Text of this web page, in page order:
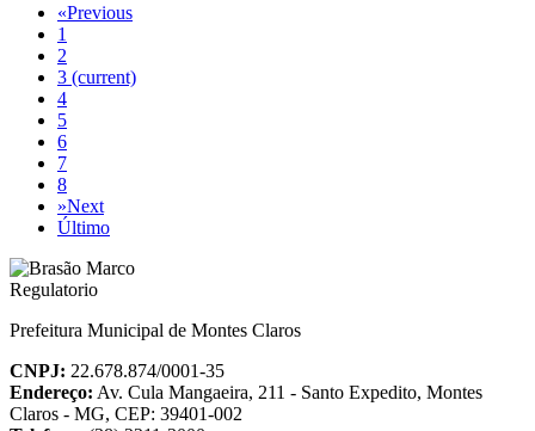
«Previous
1
2
3 (current)
4
5
6
7
8
»Next
Último
Prefeitura Municipal de Montes Claros
CNPJ: 22.678.874/0001-35
Endereço: Av. Cula Mangaeira, 211 - Santo Expedito, Montes
Claros - MG, CEP: 39401-002